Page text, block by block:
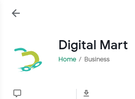
Digital Mart
Home Business